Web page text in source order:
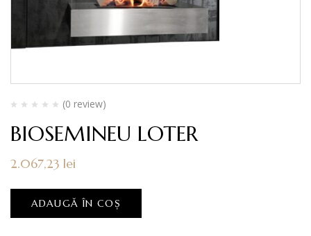
(0 review)
BIOSEMINEU LOTER
2.067,23 lei
ADAUGĂ ÎN COȘ